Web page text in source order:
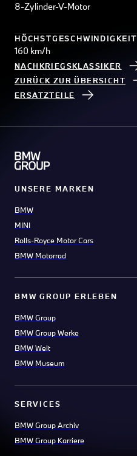
8-Zylinder-V-Motor
HÖCHSTGESCHWINDIGKEIT
160 km/h
NACHKRIEGSKLASSIKER
ZURÜCK ZUR ÜBERSICHT
ERSATZTEILE
UNSERE MARKEN
BMW
MINI
Rolls-Royce Motor Cars
BMW Motorrad
BMW GROUP ERLEBEN
BMW Group
BMW Group Werke
BMW Welt
BMW Museum
SERVICES
BMW Group Archiv
BMW Group Karriere